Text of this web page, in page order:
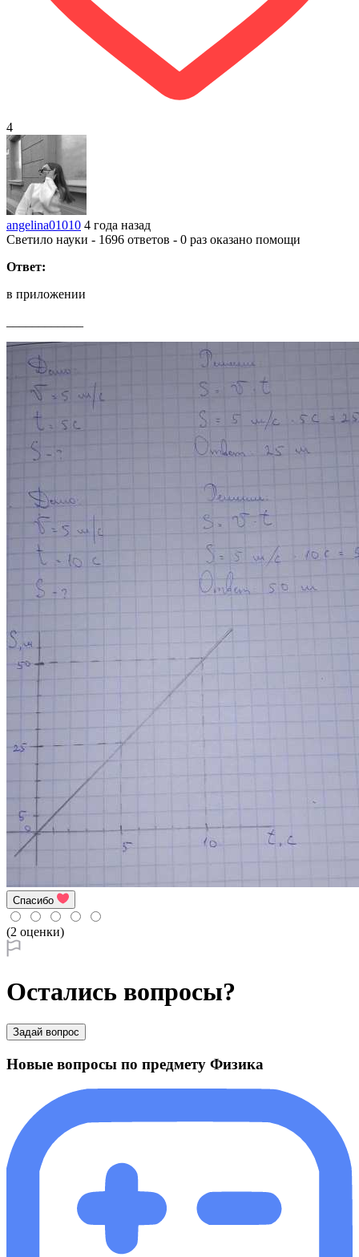
4
angelina01010 4 года назад
Светило науки - 1696 ответов - 0 раз оказано помощи
Ответ:
в приложении
Спасибо
(2 оценки)
Остались вопросы?
Задай вопрос
Новые вопросы по предмету Физика